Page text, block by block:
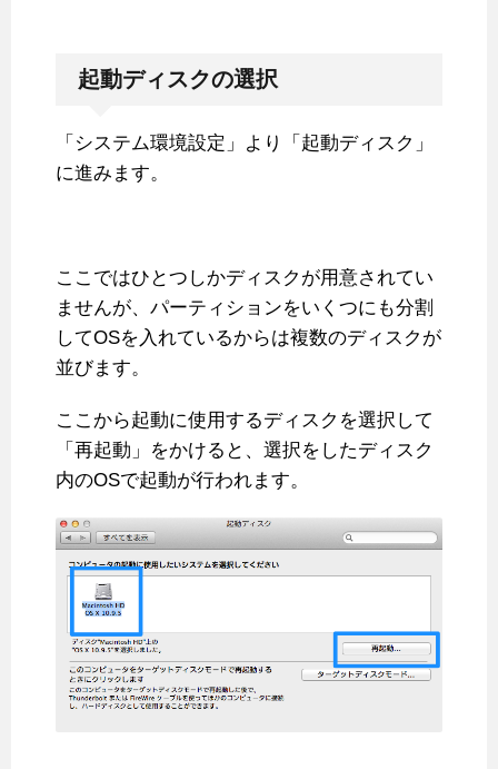
起動ディスクの選択
「システム環境設定」より「起動ディスク」
に進みます。
ここではひとつしかディスクが用意されてい
ませんが、パーティションをいくつにも分割
してOSを入れているからは複数のディスクが
並びます。
ここから起動に使用するディスクを選択して
「再起動」をかけると、選択をしたディスク
内のOSで起動が行われます。